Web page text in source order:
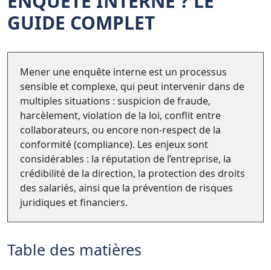
GUIDE COMPLET
Mener une enquête interne est un processus
sensible et complexe, qui peut intervenir dans de
multiples situations : suspicion de fraude,
harcèlement, violation de la loi, conflit entre
collaborateurs, ou encore non-respect de la
conformité (compliance). Les enjeux sont
considérables : la réputation de l’entreprise, la
crédibilité de la direction, la protection des droits
des salariés, ainsi que la prévention de risques
juridiques et financiers.
Table des matières